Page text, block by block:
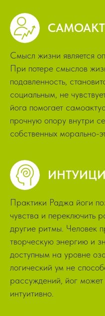
Смысл жизни является
При потере смыслов
подавленность,
социальным, не
йога помогает
прочную опору внутри
собственных морально-
Практики Раджа йоги
чувства и переключить
другие ритмы. Человек
творческую энергию и
доступным на уровне
логический ум не
рассуждений, йог может
интуитивно.